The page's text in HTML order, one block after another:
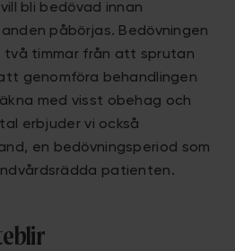
bli bedövad innan
påbörjas. Bedövningen
två timmar från att sprutan
genomföra behandlingen
med visst obehag och
erbjuder vi också
en bedövningsperiod som
patienten.